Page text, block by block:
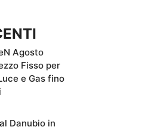
Agosto
Fisso per
e Gas fino
Danubio in